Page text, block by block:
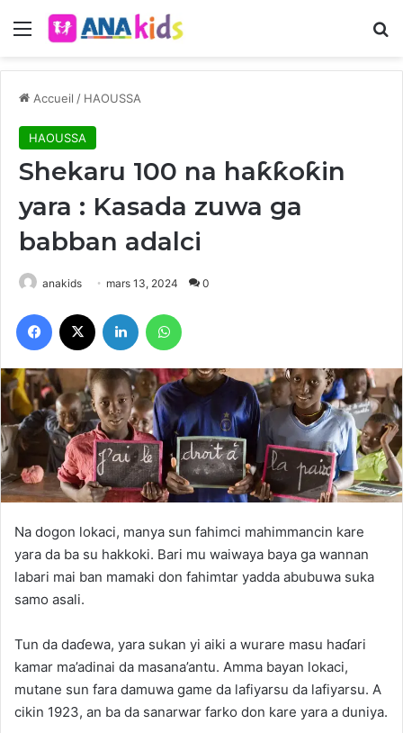
Menu
Accueil / HAOUSSA
HAOUSSA
Shekaru 100 na haƙƙoƙin
yara : Kasada zuwa ga
babban adalci
anakids mars 13, 2024 0
Facebook Linkedin
Na dogon lokaci, manya sun fahimci mahimmancin kare
yara da ba su hakkoki. Bari mu waiwaya baya ga wannan
labari mai ban mamaki don fahimtar yadda abubuwa suka
samo asali.
Tun da daɗewa, yara sukan yi aiki a wurare masu haɗari
kamar ma’adinai da masana’antu. Amma bayan lokaci,
mutane sun fara damuwa game da lafiyarsu da lafiyarsu. A
cikin 1923, an ba da sanarwar farko don kare yara a duniya.